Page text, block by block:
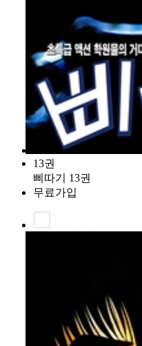
13권
삐따기 13권
무료가입